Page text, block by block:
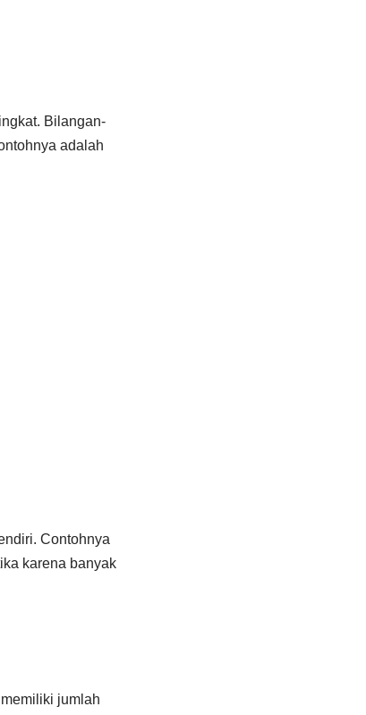
Bilangan-
adalah
Contohnya
karena banyak
jumlah